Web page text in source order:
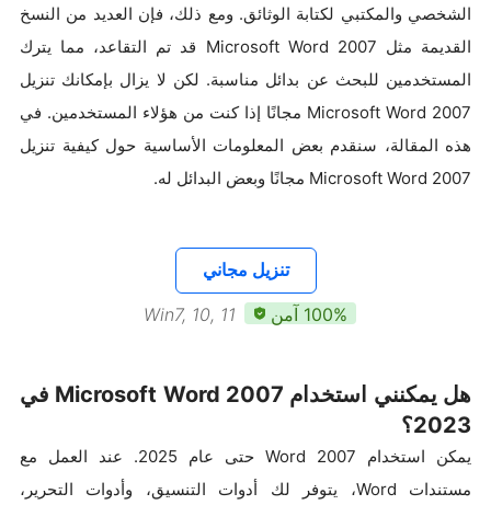
الشخصي والمكتبي لكتابة الوثائق. ومع ذلك، فإن العديد من النسخ
القديمة مثل Microsoft Word 2007 قد تم التقاعد، مما يترك
المستخدمين للبحث عن بدائل مناسبة. لكن لا يزال بإمكانك تنزيل
Microsoft Word 2007 مجانًا إذا كنت من هؤلاء المستخدمين. في
هذه المقالة، سنقدم بعض المعلومات الأساسية حول كيفية تنزيل
Microsoft Word 2007 مجانًا وبعض البدائل له.
تنزيل مجاني
100% آمن Win7, 10, 11
هل يمكنني استخدام Microsoft Word 2007 في
2023؟
يمكن استخدام Word 2007 حتى عام 2025. عند العمل مع
مستندات Word، يتوفر لك أدوات التنسيق، وأدوات التحرير،